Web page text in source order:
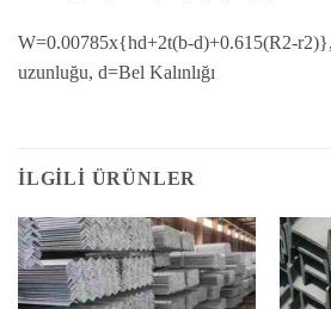
W=0.00785x{hd+2t(b-d)+0.615(R2-
uzunluğu, d=Bel Kalınlığı
İLGILI ÜRÜNLER